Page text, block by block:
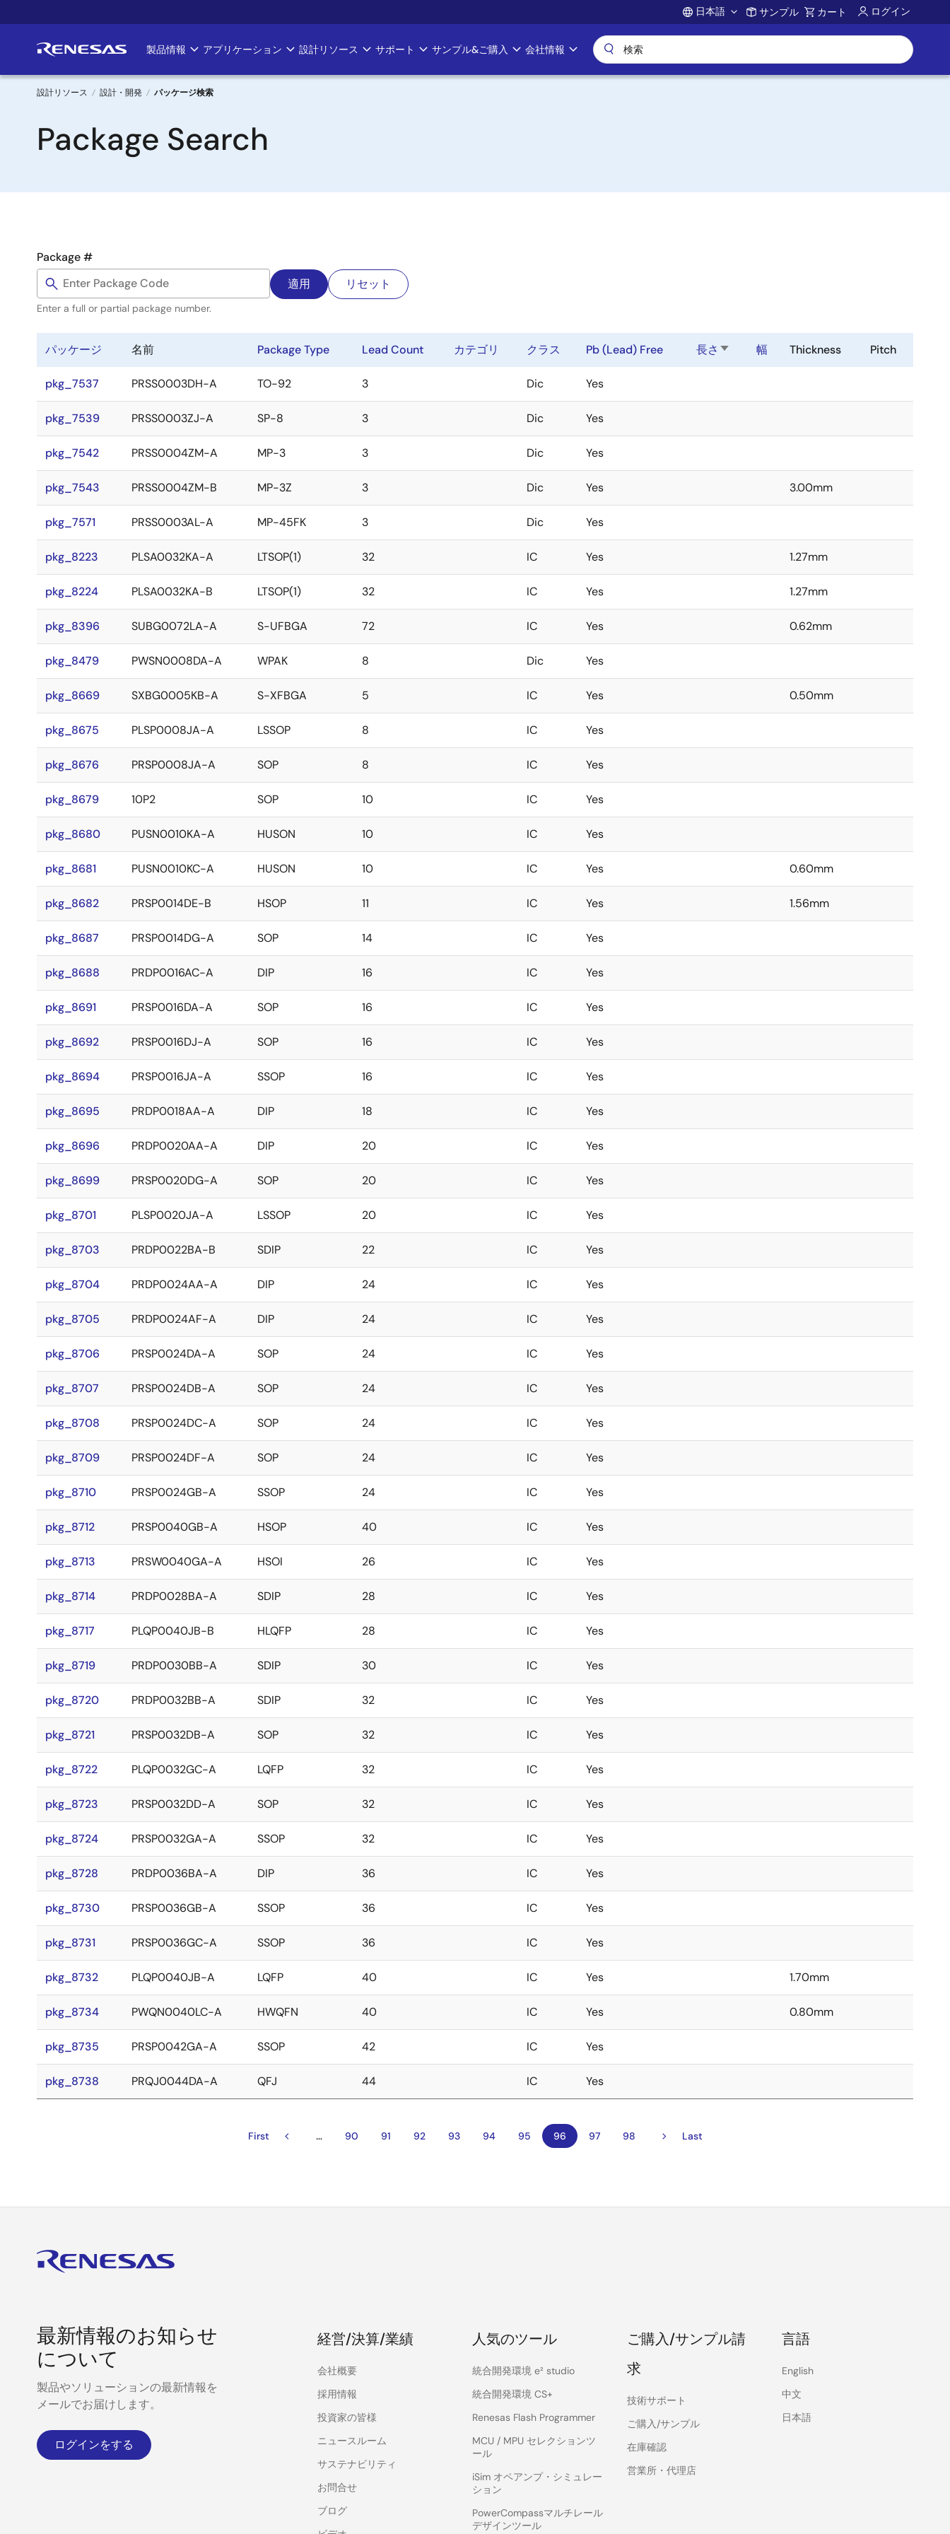
イ
ン
Account
日本語 サンプル カート ログイン
Main
navigation
製品情報 アプリケーション 設計リソース サポート サンプル&ご購入 会社情報
パ
ン
く
設計リソース 設計・開発 パッケージ検索
Package Search
Package #
Enter a full or partial package number.
パッケージ 名前 Package Type Lead Count カテゴリ クラス Pb (Lead) Free 長さ 昇
順
幅 Thickness Pitch
pkg_7537 PRSS0003DH-A TO-92 3 Dic Yes
pkg_7539 PRSS0003ZJ-A SP-8 3 Dic Yes
pkg_7542 PRSS0004ZM-A MP-3 3 Dic Yes
pkg_7543 PRSS0004ZM-B MP-3Z 3 Dic Yes 3.00mm
pkg_7571 PRSS0003AL-A MP-45FK 3 Dic Yes
pkg_8223 PLSA0032KA-A LTSOP(1) 32 IC Yes 1.27mm
pkg_8224 PLSA0032KA-B LTSOP(1) 32 IC Yes 1.27mm
pkg_8396 SUBG0072LA-A S-UFBGA 72 IC Yes 0.62mm
pkg_8479 PWSN0008DA-A WPAK 8 Dic Yes
pkg_8669 SXBG0005KB-A S-XFBGA 5 IC Yes 0.50mm
pkg_8675 PLSP0008JA-A LSSOP 8 IC Yes
pkg_8676 PRSP0008JA-A SOP 8 IC Yes
pkg_8679 10P2 SOP 10 IC Yes
pkg_8680 PUSN0010KA-A HUSON 10 IC Yes
pkg_8681 PUSN0010KC-A HUSON 10 IC Yes 0.60mm
pkg_8682 PRSP0014DE-B HSOP 11 IC Yes 1.56mm
pkg_8687 PRSP0014DG-A SOP 14 IC Yes
pkg_8688 PRDP0016AC-A DIP 16 IC Yes
pkg_8691 PRSP0016DA-A SOP 16 IC Yes
pkg_8692 PRSP0016DJ-A SOP 16 IC Yes
pkg_8694 PRSP0016JA-A SSOP 16 IC Yes
pkg_8695 PRDP0018AA-A DIP 18 IC Yes
pkg_8696 PRDP0020AA-A DIP 20 IC Yes
pkg_8699 PRSP0020DG-A SOP 20 IC Yes
pkg_8701 PLSP0020JA-A LSSOP 20 IC Yes
pkg_8703 PRDP0022BA-B SDIP 22 IC Yes
pkg_8704 PRDP0024AA-A DIP 24 IC Yes
pkg_8705 PRDP0024AF-A DIP 24 IC Yes
pkg_8706 PRSP0024DA-A SOP 24 IC Yes
pkg_8707 PRSP0024DB-A SOP 24 IC Yes
pkg_8708 PRSP0024DC-A SOP 24 IC Yes
pkg_8709 PRSP0024DF-A SOP 24 IC Yes
pkg_8710 PRSP0024GB-A SSOP 24 IC Yes
pkg_8712 PRSP0040GB-A HSOP 40 IC Yes
pkg_8713 PRSW0040GA-A HSOI 26 IC Yes
pkg_8714 PRDP0028BA-A SDIP 28 IC Yes
pkg_8717 PLQP0040JB-B HLQFP 28 IC Yes
pkg_8719 PRDP0030BB-A SDIP 30 IC Yes
pkg_8720 PRDP0032BB-A SDIP 32 IC Yes
pkg_8721 PRSP0032DB-A SOP 32 IC Yes
pkg_8722 PLQP0032GC-A LQFP 32 IC Yes
pkg_8723 PRSP0032DD-A SOP 32 IC Yes
pkg_8724 PRSP0032GA-A SSOP 32 IC Yes
pkg_8728 PRDP0036BA-A DIP 36 IC Yes
pkg_8730 PRSP0036GB-A SSOP 36 IC Yes
pkg_8731 PRSP0036GC-A SSOP 36 IC Yes
pkg_8732 PLQP0040JB-A LQFP 40 IC Yes 1.70mm
pkg_8734 PWQN0040LC-A HWQFN 40 IC Yes 0.80mm
pkg_8735 PRSP0042GA-A SSOP 42 IC Yes
pkg_8738 PRQJ0044DA-A QFJ 44 IC Yes
先
First
前
…
ペ
90
ペ
91
ペ
92
ペ
93
ペ
94
ペ
95
カ
レ
96
ペ
97
ペ
98
次
最
Last
最新情報のお知らせ
について
製品やソリューションの最新情報を
メールでお届けします。
ログインをする
経営/決算/業績
会社概要
採用情報
投資家の皆様
ニュースルーム
サステナビリティ
お問合せ
ブログ
人気のツール
統合開発環境 e² studio
統合開発環境 CS+
Renesas Flash Programmer
MCU / MPU セレクションツ
ール
iSim オペアンプ・シミュレー
ション
PowerCompassマルチレール
デザインツール
ご購入/サンプル請
求
技術サポート
ご購入/サンプル
在庫確認
営業所・代理店
言語
English
中文
日本語